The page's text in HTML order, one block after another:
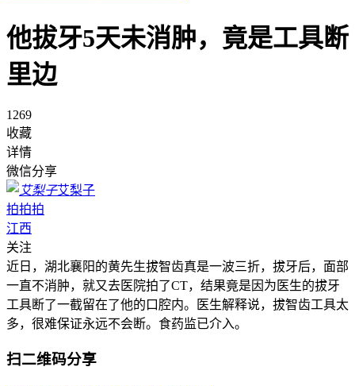
他拔牙5天未消肿，竟是工具断
里边
1269
收藏
详情
微信分享
艾梨子
拍拍拍
江西
关注
近日，湖北襄阳的黄先生拔智齿真是一波三折，拔牙后，面部
一直不消肿，就又去医院拍了CT，结果竟是因为医生的拔牙
工具断了一截留在了他的口腔内。医生解释说，拔智齿工具太
多，很难保证永远不会断。食药监已介入。
扫二维码分享